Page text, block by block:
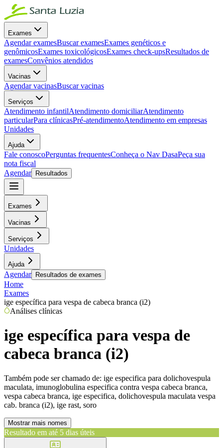
Exames
Agendar examesBuscar examesExames genéticos e
genômicosExames toxicológicosExames check-upsResultados de
examesConvênios atendidos
Vacinas
Agendar vacinasBuscar vacinas
Serviços
Atendimento infantilAtendimento domiciliarAtendimento
particularPara clínicasPré-atendimentoAtendimento em empresas
Unidades
Ajuda
Fale conoscoPerguntas frequentesConheça o Nav DasaPeça sua
nota fiscal
Agendar
Resultados
Exames
Vacinas
Serviços
Unidades
Ajuda
Agendar Resultados de exames
Home
Exames
ige específica para vespa de cabeca branca (i2)
Análises clínicas
ige específica para vespa de
cabeca branca (i2)
Também pode ser chamado de: ige especifica para dolichovespula
maculata, imunoglobulina especifica contra vespa cabeca branca,
vespa cabeca branca, ige especifica, dolichovespula maculata vespa
cab. branca (i2), ige rast, soro
Mostrar mais nomes
Resultado em até 5 dias úteis